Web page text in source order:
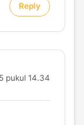
Reply
pukul 14.34